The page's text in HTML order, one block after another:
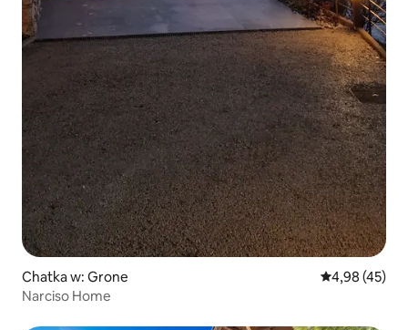
Chatka w: Grone Średnia
4,98 (45)
Narciso Home